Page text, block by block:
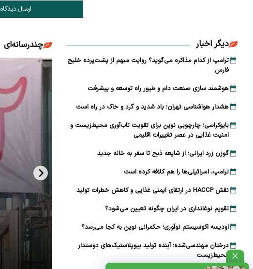
ارسال دیدگاه
دیگر اخبار
ترامپ از کدام مذاکره می‌گوید؟ روایت مبهم از پشت‌پرده خلیج
فارس
هوشمند سازی صنعت دام و طیور راه توسعه و پیشرفت
هشدار هواشناسی تهران؛ باد شدید و گرد و خاک در راه است
بایوکراسی؛ چارچوبی نوین برای تقویت تاب‌آوری محیط‌زیست و
امنیت غذایی در عصر تغییرات اقلیمی
گوزن زرد ایرانی؛ از شایعه ذبح تا سفر به خانه جدید
ترامپ، اسرائیلی‌ها را هم کلافه کرده است
نقش HACCP در ارتقای ایمنی غذایی و کاهش خطرات تولید
تقویم نوغانداری در ایران چگونه تعیین می‌شود؟
اودیسه اکوسیستم نوآوری؛ حکمرانی نوین به کجا می‌رسد؟
درختان مهندسی‌شده؛ آینده تولید بیوپلاستیک‌های دوستدار
محیط‌زیست
چندرسانه‌ای